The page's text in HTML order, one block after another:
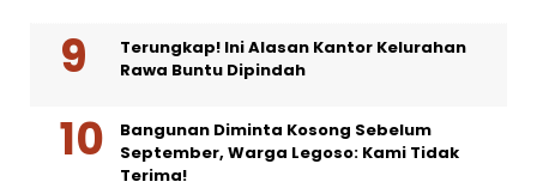
Terungkap! Ini Alasan Kantor Kelurahan
Rawa Buntu Dipindah
Bangunan Diminta Kosong Sebelum
September, Warga Legoso: Kami Tidak
Terima!